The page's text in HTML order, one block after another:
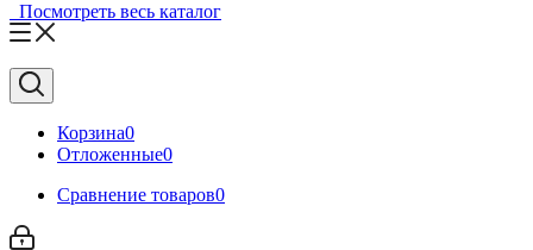
Посмотреть весь каталог
Корзина0
Отложенные0
Сравнение товаров0